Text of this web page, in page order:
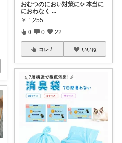
おむつのにおい対策に✨️ 本当に
におわなく ...
￥ 1,255
0 0 22
コレ いいね